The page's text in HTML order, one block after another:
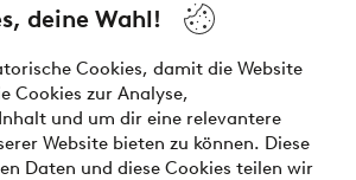
deine Wahl!
Cookies, damit die Website
Cookies zur Analyse,
und um dir eine relevantere
Website bieten zu können. Diese
Daten und diese Cookies teilen wir
to make finding your next look
effortless. It’s all here.
Visit Ellos